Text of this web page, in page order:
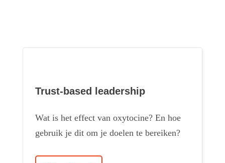
Trust-based leadership
Wat is het effect van oxytocine? En hoe
gebruik je dit om je doelen te bereiken?